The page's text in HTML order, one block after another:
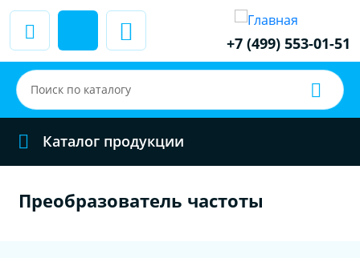
+7 (499) 553-01-51
Каталог продукции
Преобразователь частоты